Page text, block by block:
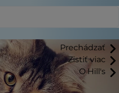
Prechádzať
Zistiť viac
O Hill's